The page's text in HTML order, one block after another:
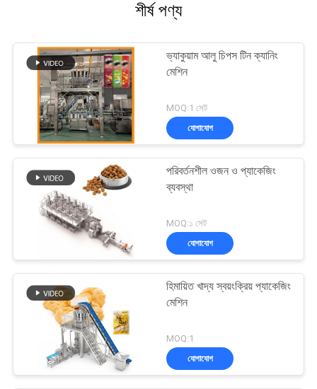
শীর্ষ পণ্য
ভ্যাকুয়াম আলু চিপস টিন ক্যানিং
মেশিন
MOQ:1 সেট
যোগাযোগ
পরিবর্তনশীল ওজন ও প্যাকেজিং
ব্যবস্থা
MOQ:১ সেট
যোগাযোগ
হিমায়িত খাদ্য স্বয়ংক্রিয় প্যাকেজিং
মেশিন
MOQ:1
যোগাযোগ